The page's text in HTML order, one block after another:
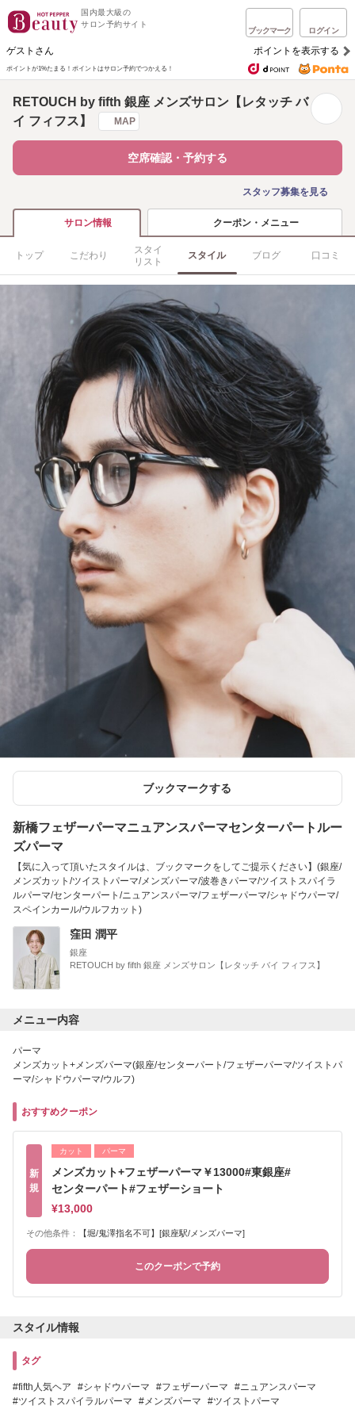
国内最大級の
サロン予約サイト
ブックマーク ログイン
ゲストさん ポイントを表示する
ポイントが1%たまる！ ポイントはサロン予約でつかえる！
RETOUCH by fifth 銀座 メンズサロン【レタッチ バ
イ フィフス】
MAP
空席確認・予約する
スタッフ募集を見る
サロン情報 クーポン・メニュー
トップ こだわり
スタイ
リスト
スタイル ブログ 口コミ
ブックマークする
新橋フェザーパーマニュアンスパーマセンターパートルー
ズパーマ
【気に入って頂いたスタイルは、ブックマークをしてご提示ください】(銀座/
メンズカット/ツイストパーマ/メンズパーマ/波巻きパーマ/ツイストスパイラ
ルパーマ/センターパート/ニュアンスパーマ/フェザーパーマ/シャドウパーマ/
スペインカール/ウルフカット)
窪田 潤平
銀座
RETOUCH by fifth 銀座 メンズサロン【レタッチ バイ フィフス】
メニュー内容
パーマ
メンズカット+メンズパーマ(銀座/センターパート/フェザーパーマ/ツイストパ
ーマ/シャドウパーマ/ウルフ)
おすすめクーポン
新
規
カット パーマ
メンズカット+フェザーパーマ￥13000#東銀座#
センターパート#フェザーショート
¥13,000
その他条件： 【堀/鬼澤指名不可】[銀座駅/メンズパーマ]
このクーポンで予約
スタイル情報
タグ
fifth人気ヘア シャドウパーマ フェザーパーマ
ニュアンスパーマ
ツイストスパイラルパーマ
メンズパーマ
ツイストパーマ